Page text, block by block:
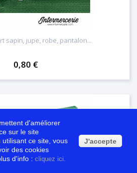
sapin, jupe, robe, pantalon...
0,80 €
d'améliorer
sur le site
ce site, vous
des cookies
d'info : cliquez ici.
J'accepte